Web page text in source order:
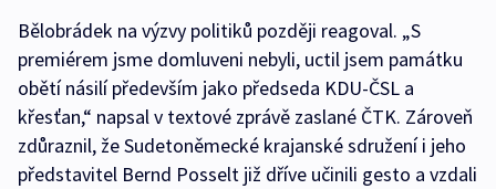
Bělobrádek na výzvy politiků později reagoval. „S
premiérem jsme domluveni nebyli, uctil jsem památku
obětí násilí především jako předseda KDU-ČSL a
křesťan,“ napsal v textové zprávě zaslané ČTK. Zároveň
zdůraznil, že Sudetoněmecké krajanské sdružení i jeho
představitel Bernd Posselt již dříve učinili gesto a vzdali